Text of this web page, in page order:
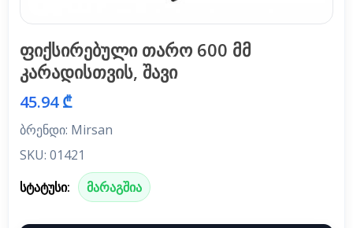
ფიქსირებული თარო 600 მმ
კარადისთვის, შავი
45.94 ₾
ბრენდი: Mirsan
SKU: 01421
სტატუსი:
მარაგშია